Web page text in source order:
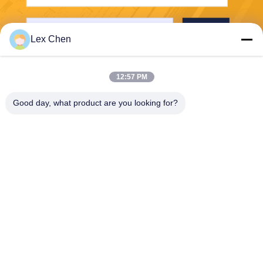
Lex Chen
12:57 PM
Good day, what product are you looking for?